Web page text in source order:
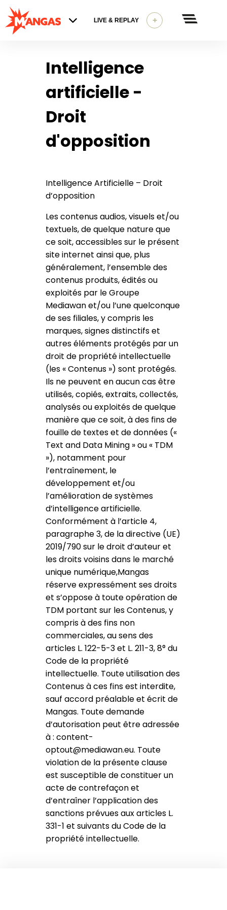
LIVE & REPLAY +
Intelligence
artificielle -
Droit
d'opposition
Intelligence Artificielle – Droit
d’opposition
Les contenus audios, visuels et/ou
textuels, de quelque nature que
ce soit, accessibles sur le présent
site internet ainsi que, plus
généralement, l’ensemble des
contenus produits, édités ou
exploités par le Groupe
Mediawan et/ou l’une quelconque
de ses filiales, y compris les
marques, signes distinctifs et
autres éléments protégés par un
droit de propriété intellectuelle
(les « Contenus ») sont protégés.
Ils ne peuvent en aucun cas être
utilisés, copiés, extraits, collectés,
analysés ou exploités de quelque
manière que ce soit, à des fins de
fouille de textes et de données («
Text and Data Mining » ou « TDM
»), notamment pour
l’entraînement, le
développement et/ou
l’amélioration de systèmes
d’intelligence artificielle.
Conformément à l’article 4,
paragraphe 3, de la directive (UE)
2019/790 sur le droit d’auteur et
les droits voisins dans le marché
unique numérique,Mangas
réserve expressément ses droits
et s’oppose à toute opération de
TDM portant sur les Contenus, y
compris à des fins non
commerciales, au sens des
articles L. 122-5-3 et L. 211-3, 8° du
Code de la propriété
intellectuelle. Toute utilisation des
Contenus à ces fins est interdite,
sauf accord préalable et écrit de
Mangas. Toute demande
d’autorisation peut être adressée
à : content-
optout@mediawan.eu. Toute
violation de la présente clause
est susceptible de constituer un
acte de contrefaçon et
d’entraîner l’application des
sanctions prévues aux articles L.
331-1 et suivants du Code de la
propriété intellectuelle.